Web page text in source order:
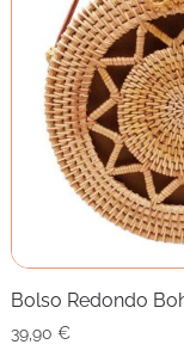
Bolso Redondo
39,90 €